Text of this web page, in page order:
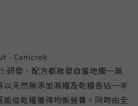
研發，配方都啟發自當地獨一無
以天然無添加濕糧及乾糧各佔一半
能從乾糧獲得均衡營養，同時由全